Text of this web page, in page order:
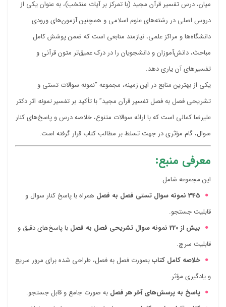
میان، درس تفسیر قرآن مجید (با تمرکز بر آیات منتخب)، به عنوان یکی از
دروس اصلی در رشته‌های علوم اسلامی و همچنین آزمون‌های ورودی
دانشگاه‌ها و مراکز علمی، نیازمند منابعی است که ضمن پوشش کامل
مباحث، دانش‌آموزان و دانشجویان را در درک عمیق‌تر متون قرآنی و
تفسیرهای آن یاری دهد.
یکی از بهترین منابع در این زمینه، مجموعه “نمونه سوالات تستی و
تشریحی فصل به فصل تفسیر قرآن مجید” با تأکید بر تفسیرنمونه اثر دکتر
علیرضا کمالی است که با ارائه سوالات متنوع، خلاصه درس و پاسخ‌های کنار
سوال، گام مؤثری در جهت تسلط بر مطالب کتاب قرار گرفته است.
معرفی منبع:
این مجموعه شامل:
345 نمونه سوال تستی فصل به فصل
همراه با پاسخ کنار سوال و
قابلیت جستجو.
بیش از 220 نمونه سوال تشریحی فصل به فصل
با پاسخ‌های دقیق و
قابلیت سرچ.
خلاصه کامل کتاببصورت فصل به فصل، طراحی شده برای مرور سریع
و یادگیری مؤثر.
پاسخ به پرسش‌های آخر هر فصل به صورت جامع و قابل جستجو.